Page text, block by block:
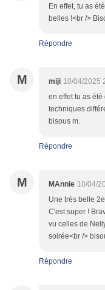
En effet, tu as
belles !<br />
Répondre
M miji 10/04/2025
en effet tu as
techniques
bisous m.
Répondre
M MAnnie 10/04/
Une très belle
C'est super !
vu celles de
soirée<br />
Répondre